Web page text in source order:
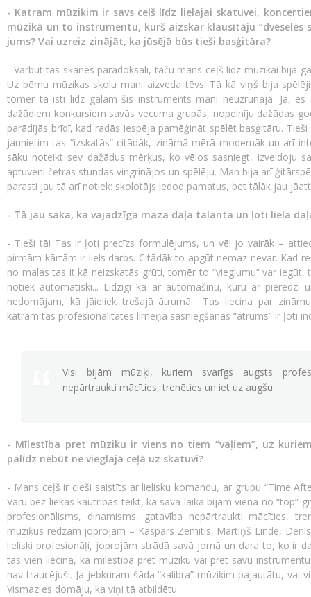
- Katram mūziķim ir savs ceļš līdz lielajai skatuvei,
mūzikā un to instrumentu, kurš aizskar klausītāju
jums? Vai uzreiz zinājāt, ka jūsējā būs tieši basģitāra?
- Varbūt tas skanēs paradoksāli, taču mans ceļš līdz mūzikai bija
Uz bērnu mūzikas skolu mani aizveda tēvs. Tā kā viņš bija
tomēr tā īsti līdz galam šis instruments mani neuzrunāja. Jā, es
dažādiem konkursiem savās vecuma grupās, nopelnīju dažādas
parādījās brīdī, kad radās iespēja pamēģināt spēlēt basģitāru.
jaunietim tas “izskatās” citādāk, zināmā mērā modernāk un arī
sāku noteikt sev dažādus mērķus, ko vēlos sasniegt, izveidoju
aptuveni četras stundas vingrinājos un spēlēju. Man bija arī
parasti jau tā arī notiek: skolotājs iedod pamatus, bet tālāk jau
- Tā jau saka, ka vajadzīga maza daļa talanta un ļoti liela
- Tieši tā! Tas ir ļoti precīzs formulējums, un vēl jo vairāk –
pirmām kārtām ir liels darbs. Citādāk to apgūt nemaz nevar. Kad
no malas tas it kā neizskatās grūti, tomēr to “vieglumu” var
notiek automātiski... Līdzīgi kā ar automašīnu, kuru ar pieredzi
nedomājam, kā jāieliek trešajā ātrumā... Tas liecina par
katram tas profesionalitātes līmeņa sasniegšanas “ātrums” ir ļoti
Visi bijām mūziķi, kuriem svarīgs augsts
nepārtraukti mācīties, trenēties un iet uz augšu.
- Mīlestība pret mūziku ir viens no tiem “vaļiem”, uz
palīdz nebūt ne vieglajā ceļā uz skatuvi?
- Mans ceļš ir cieši saistīts ar lielisku komandu, ar grupu “Time
Varu bez liekas kautrības teikt, ka savā laikā bijām viena no “top”
profesionālisms, dinamisms, gatavība nepārtraukti mācīties,
mūziķus redzam joprojām – Kaspars Zemītis, Mārtiņš Linde,
lieliski profesionāļi, joprojām strādā savā jomā un dara to, ko ir
tas vien liecina, ka mīlestība pret mūziku vai pret savu
nav traucējuši. Ja jebkuram šāda “kalibra” mūziķim pajautātu, vai
Vismaz es domāju, ka viņi tā atbildētu.